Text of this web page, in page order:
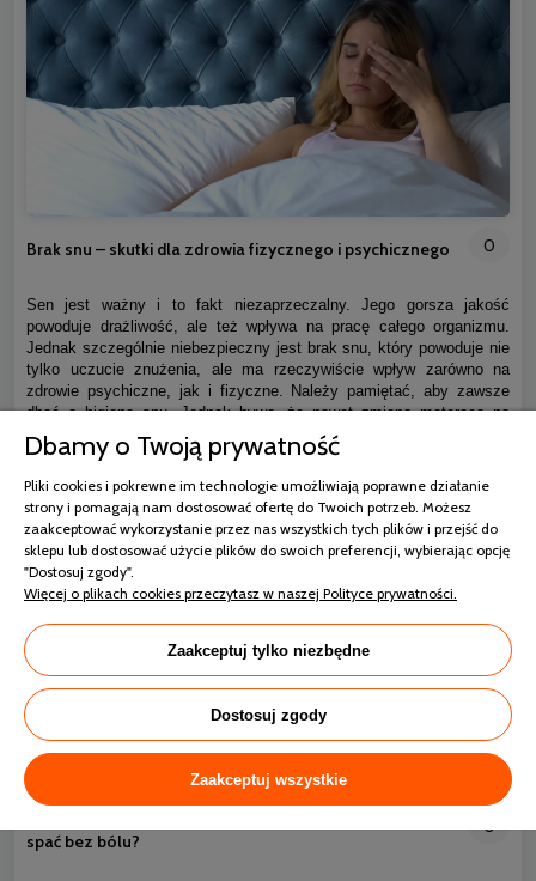
Brak snu – skutki dla zdrowia fizycznego i psychicznego 0
Sen jest ważny i to fakt niezaprzeczalny. Jego gorsza jakość
powoduje drażliwość, ale też wpływa na pracę całego organizmu.
Jednak szczególnie niebezpieczny jest brak snu, który powoduje nie
tylko uczucie znużenia, ale ma rzeczywiście wpływ zarówno na
zdrowie psychiczne, jak i fizyczne. Należy pamiętać, aby zawsze
dbać o higienę snu. Jednak bywa, że nawet zmiana materaca na
nowy nie wystarczy i organizm wciąż jest w trybie czujności.
czytaj całość »
spać bez bólu?
0
Dbamy o Twoją prywatność
Pliki cookies i pokrewne im technologie umożliwiają poprawne działanie
strony i pomagają nam dostosować ofertę do Twoich potrzeb. Możesz
zaakceptować wykorzystanie przez nas wszystkich tych plików i przejść do
sklepu lub dostosować użycie plików do swoich preferencji, wybierając opcję
"Dostosuj zgody".
Więcej o plikach cookies przeczytasz w naszej Polityce prywatności.
Zaakceptuj tylko niezbędne
Dostosuj zgody
Zaakceptuj wszystkie